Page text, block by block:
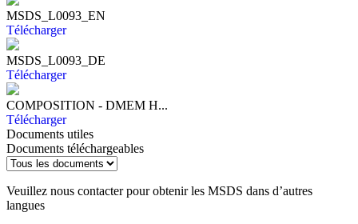
MSDS_L0093_EN
Télécharger
MSDS_L0093_DE
Télécharger
COMPOSITION - DMEM H...
Télécharger
Documents utiles
Documents téléchargeables
Veuillez nous contacter pour obtenir les MSDS dans d’autres
langues